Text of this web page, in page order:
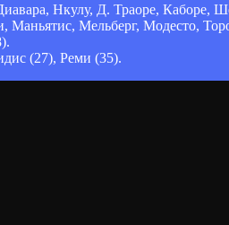
Нкулу, Д. Траоре,
Маньятис, Мельберг, Модесто,
(27), Реми (35).